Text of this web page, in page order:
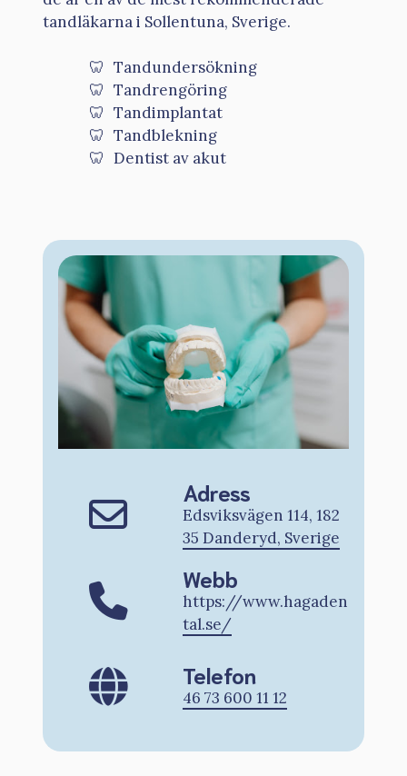
tandläkarna i Sollentuna, Sverige.
Tandundersökning
Tandrengöring
Tandimplantat
Tandblekning
Dentist av akut
Adress
Edsviksvägen 114, 182
35 Danderyd, Sverige
Webb
https://www.hagaden
tal.se/
Telefon
46 73 600 11 12